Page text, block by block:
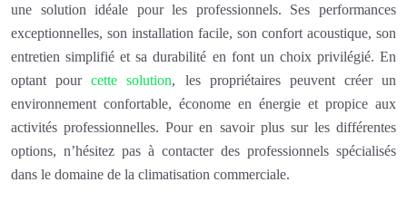
une solution idéale pour les professionnels. Ses performances
exceptionnelles, son installation facile, son confort acoustique, son
entretien simplifié et sa durabilité en font un choix privilégié. En
optant pourcette solution, les propriétaires peuvent créer un
environnement confortable, économe en énergie et propice aux
activités professionnelles. Pour en savoir plus sur les différentes
options, n’hésitez pas à contacter des professionnels spécialisés
dans le domaine de la climatisation commerciale.